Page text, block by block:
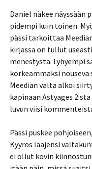
Daniel näkee näyssään
pidempi kuin toinen.
pässi tarkoittaa
kirjassa on tullut
menestystä. Lyhyempi
korkeammaksi nouseva
Meedian valta alkoi
kapinaan Astyages
luvun viisi
Pässi puskee
Kyyros laajensi
ei ollut kovin